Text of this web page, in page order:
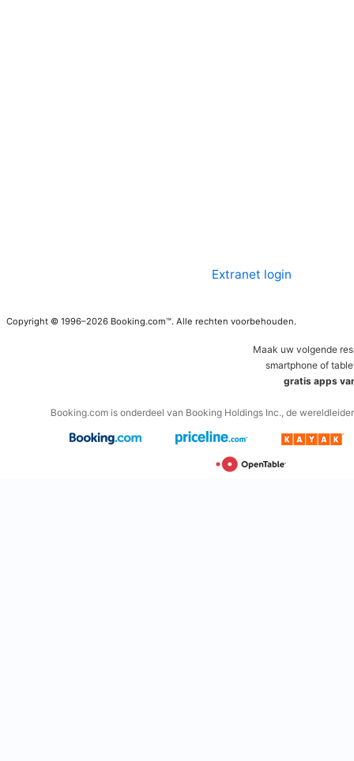
Extranet login
Copyright © 1996–2026 Booking.com™. Alle rechten voorbehouden.
Maak uw volgende
smartphone of
gratis apps
Booking.com is onderdeel van Booking Holdings Inc., de